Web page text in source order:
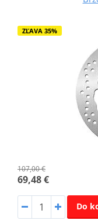
ZĽAVA 35%
107,00 €
69,48 €
Do